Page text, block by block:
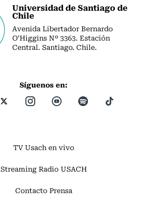
Universidad de Santiago de
Chile
Avenida Libertador Bernardo
O’Higgins Nº 3363. Estación
Central. Santiago. Chile.
Síguenos en:
TV Usach en vivo
Streaming Radio USACH
Contacto Prensa